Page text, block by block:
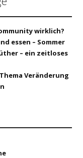
wirklich?
essen – Sommer
– ein zeitloses
Veränderung